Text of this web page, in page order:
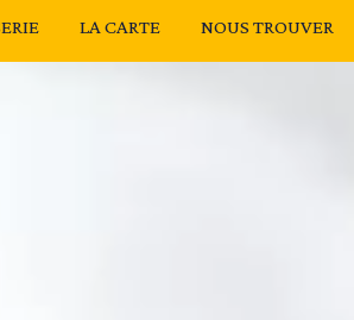
LA CARTE NOUS TROUVER